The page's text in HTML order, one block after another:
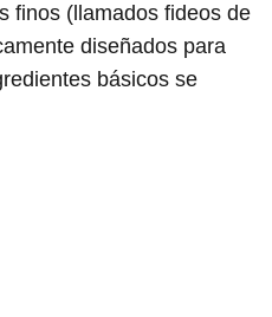
finos (llamados fideos de
diseñados para
básicos se